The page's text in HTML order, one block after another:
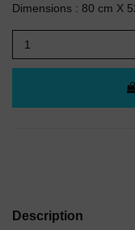
Dimensions : 80 cm X
Description